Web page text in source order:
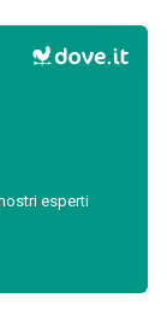
esperti